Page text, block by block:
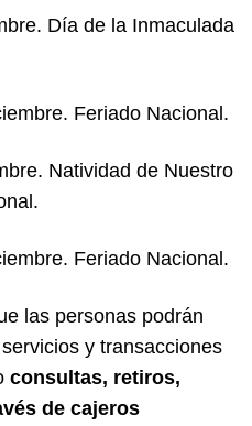
Día de la Inmaculada
Feriado Nacional.
Natividad de Nuestro
Feriado Nacional.
las personas podrán
y transacciones
consultas, retiros,
de cajeros